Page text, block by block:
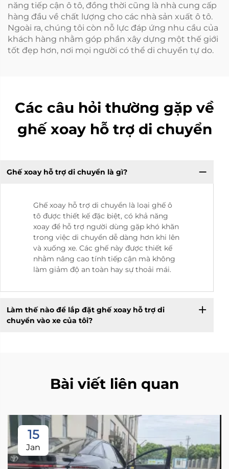
năng tiếp cận ô tô, đồng thời cũng là nhà cung cấp
hàng đầu về chất lượng cho các nhà sản xuất ô tô.
Ngoài ra, chúng tôi còn nỗ lực đáp ứng nhu cầu của
khách hàng nhằm góp phần xây dựng một thế giới
tốt đẹp hơn, nơi mọi người có thể di chuyển tự do.
Các câu hỏi thường gặp về
ghế xoay hỗ trợ di chuyển
Ghế xoay hỗ trợ di chuyển là gì?
Ghế xoay hỗ trợ di chuyển là loại ghế ô
tô được thiết kế đặc biệt, có khả năng
xoay để hỗ trợ người dùng gặp khó khăn
trong việc di chuyển dễ dàng hơn khi lên
và xuống xe. Các ghế này được thiết kế
nhằm nâng cao tính tiếp cận mà không
làm giảm độ an toàn hay sự thoải mái.
Làm thế nào để lắp đặt ghế xoay hỗ trợ di
chuyển vào xe của tôi?
Bài viết liên quan
15
Jan